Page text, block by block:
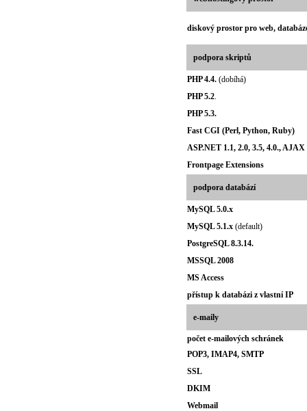
diskový prostor pro web,
podpora skriptů
PHP 4.4. (dobíhá)
PHP 5.2
PHP 5.3.
Fast CGI (Perl, Python, Ruby)
ASP.NET 1.1, 2.0, 3.5, 4.0., AJAX
Frontpage Extensions
podpora databází
MySQL 5.0.x
MySQL 5.1.x (default)
PostgreSQL 8.3.14.
MSSQL 2008
MS Access
přístup k databázi z vlastní IP
e-maily
počet e-mailových schránek
POP3, IMAP4, SMTP
SSL
DKIM
Webmail